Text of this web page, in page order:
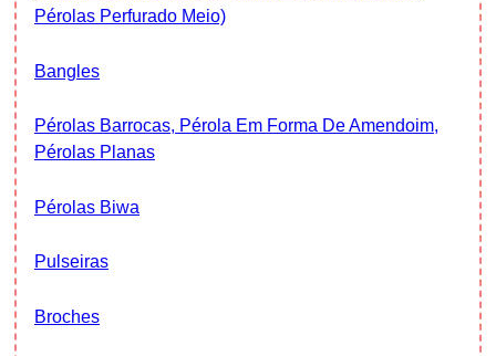
Pérolas Perfurado Meio)
Bangles
Pérolas Barrocas, Pérola Em Forma De Amendoim,
Pérolas Planas
Pérolas Biwa
Pulseiras
Broches